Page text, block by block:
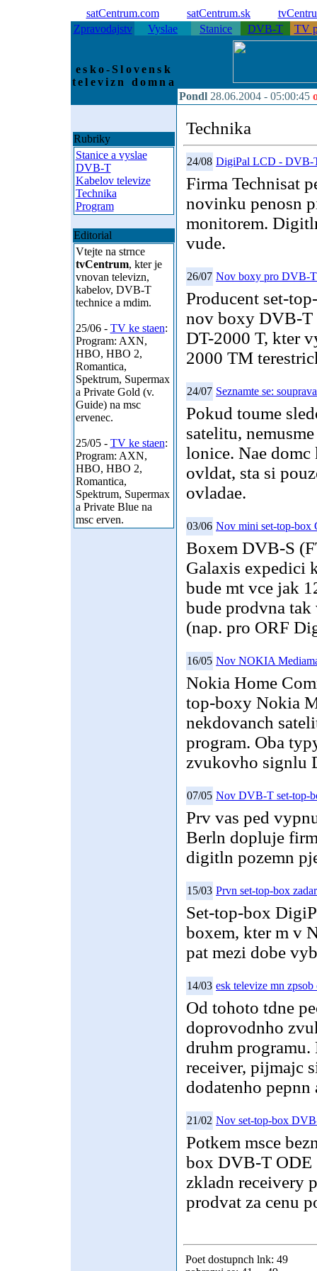
satCentrum.com satCentrum.sk
Zpravodajstv
Vyslae Stanice DVB-T TV
esko-Slovensk
televizn domna
Pondl 28.06.2004 - 05:00:45
Rubriky
Stanice a vyslae
DVB-T
Kabelov televize
Technika
Program
Editorial
Vtejte na strnce
tvCentrum, kter je
vnovan televizn,
kabelov, DVB-T
technice a mdim.
25/06 - TV ke staen:
Program: AXN,
HBO, HBO 2,
Romantica,
Spektrum, Supermax
a Private Gold (v.
Guide) na msc
ervenec.
25/05 - TV ke staen:
Program: AXN,
HBO, HBO 2,
Romantica,
Spektrum, Supermax
a Private Blue na
msc erven.
Technika
24/08 DigiPal LCD - DVB-
Firma Technisat
novinku penosn
monitorem.
vude.
26/07 Nov boxy pro DVB-
Producent set-
nov boxy DVB-T
DT-2000 T, kter
2000 TM
24/07 Seznamte se:
Pokud toume
satelitu,
lonice. Nae
ovldat, sta si
ovladae.
03/06 Nov mini set-top-box
Boxem DVB-S
Galaxis expedici
bude mt vce jak
bude prodvna
(nap. pro ORF
16/05 Nov NOKIA
Nokia Home
top-boxy Nokia
nekdovanch
program. Oba
zvukovho signlu
07/05 Nov DVB-T set-top-
Prv vas ped
Berln dopluje
digitln pozemn
15/03 Prvn set-top-box
Set-top-box
boxem, kter m v
pat mezi dobe
14/03 esk televize mn
Od tohoto tdne
doprovodnho
druhm
receiver, pijmajc
dodatenho
21/02 Nov set-top-box
Potkem msce
box DVB-T ODE
zkladn receivery
prodvat za cenu
Poet dostupnch lnk: 49